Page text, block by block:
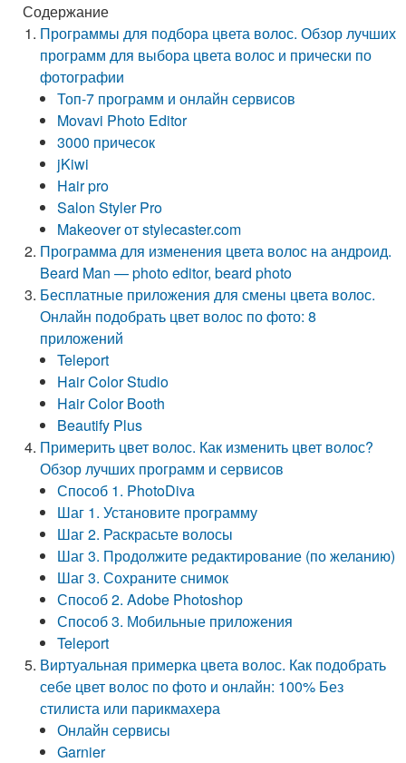
Содержание
Программы для подбора цвета волос. Обзор лучших
программ для выбора цвета волос и прически по
фотографии
Топ-7 программ и онлайн сервисов
Movavi Photo Editor
3000 причесок
jKiwi
Hair pro
Salon Styler Pro
Makeover от stylecaster.com
Программа для изменения цвета волос на андроид.
Beard Man — photo editor, beard photo
Бесплатные приложения для смены цвета волос.
Онлайн подобрать цвет волос по фото: 8
приложений
Teleport
Hair Color Studio
Hair Color Booth
Beautify Plus
Примерить цвет волос. Как изменить цвет волос?
Обзор лучших программ и сервисов
Способ 1. PhotoDiva
Шаг 1. Установите программу
Шаг 2. Раскрасьте волосы
Шаг 3. Продолжите редактирование (по желанию)
Шаг 3. Сохраните снимок
Способ 2. Adobe Photoshop
Способ 3. Мобильные приложения
Teleport
Виртуальная примерка цвета волос. Как подобрать
себе цвет волос по фото и онлайн: 100% Без
стилиста или парикмахера
Онлайн сервисы
Garnier